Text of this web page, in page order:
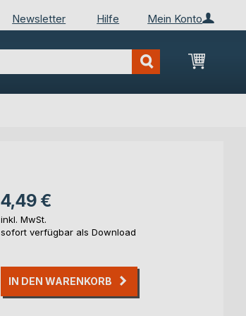
Mein Konto
Newsletter Hilfe
Mein
4,49 €
inkl. MwSt.
sofort verfügbar als Download
IN DEN WARENKORB